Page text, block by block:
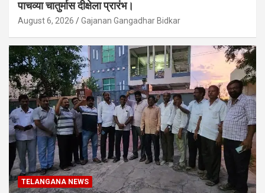
पाचव्या चातुर्मास दीक्षेला प्रारंभ।
August 6, 2026 Gajanan Gangadhar Bidkar
TELANGANA NEWS